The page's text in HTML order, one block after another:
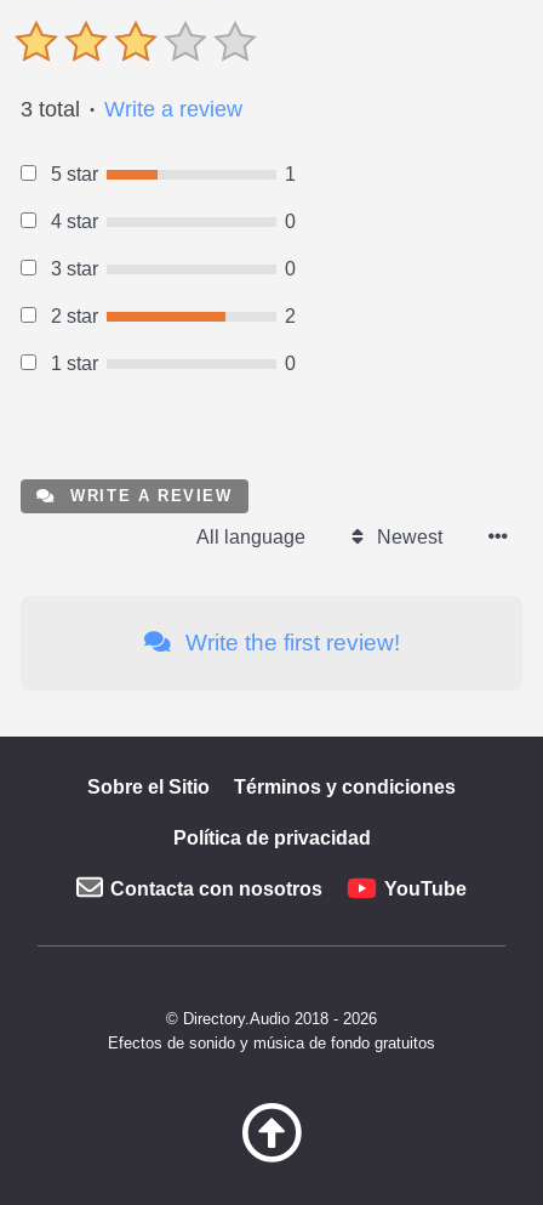
3 total ● Write a review
5 star 1
4 star 0
3 star 0
2 star 2
1 star 0
WRITE A REVIEW
All language Newest
Write the first review!
Sobre el Sitio Términos y condiciones
Política de privacidad
Contacta con nosotros YouTube
© Directory.Audio 2018 - 2026
Efectos de sonido y música de fondo gratuitos